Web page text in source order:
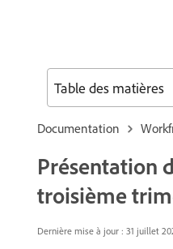
Documentation
Présentation
troisième
Dernière mise à jour : 31 juillet
Table des matières